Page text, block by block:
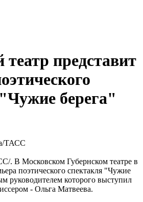
театр представит
берега"
ТАСС
В Московском Губернском театре в
поэтического спектакля "Чужие
руководителем которого выступил
- Ольга Матвеева.